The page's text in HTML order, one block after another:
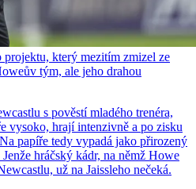
projektu, který mezitím zmizel ze
tým, ale jeho drahou
s pověstí mladého trenéra,
vysoko, hrají intenzivně a po zisku
papíře tedy vypadá jako přirozený
hráčský kádr, na němž Howe
už na Jaissleho nečeká.